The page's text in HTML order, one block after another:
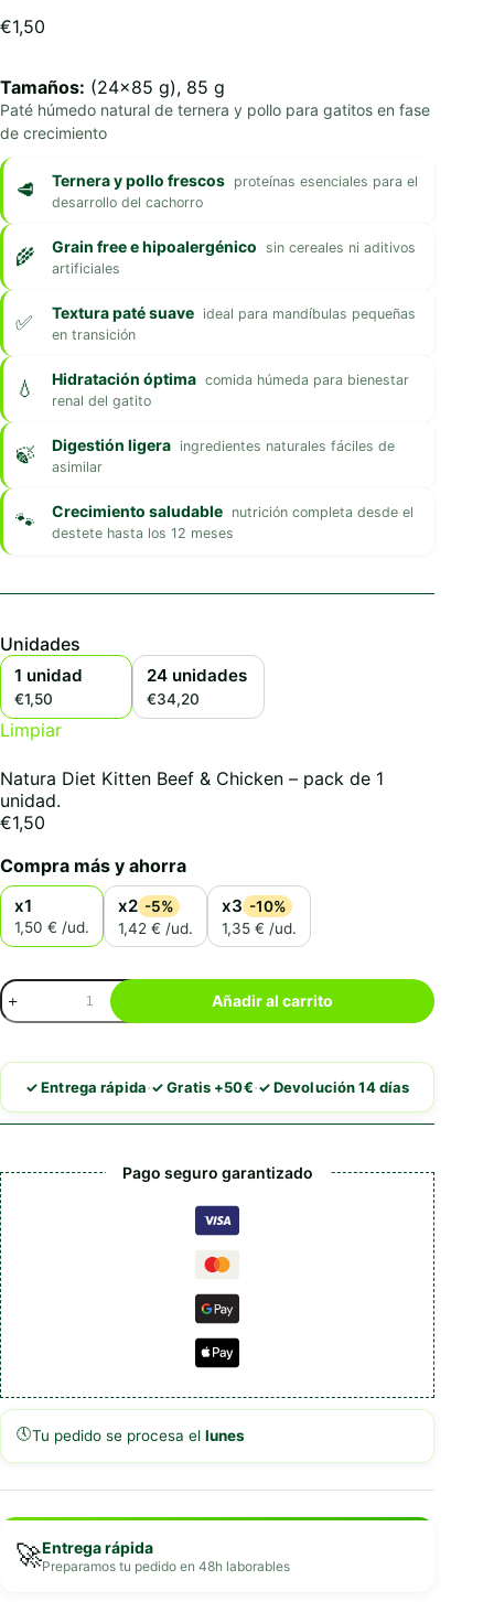
€1,50
Tamaños: (24x85 g), 85 g
Paté húmedo natural de ternera y pollo para gatitos en fase
de crecimiento
Ternera y pollo frescos proteínas esenciales para el
desarrollo del cachorro
Grain free e hipoalergénico sin cereales ni aditivos
artificiales
Textura paté suave ideal para mandíbulas pequeñas
en transición
Hidratación óptima comida húmeda para bienestar
renal del gatito
Digestión ligera ingredientes naturales fáciles de
asimilar
Crecimiento saludable nutrición completa desde el
destete hasta los 12 meses
Unidades
1 unidad
€1,50
24 unidades
€34,20
Limpiar
Natura Diet Kitten Beef & Chicken – pack de 1
unidad.
€1,50
Compra más y ahorra
x1
1,50 € /ud.
x2 -5%
1,42 € /ud.
x3 -10%
1,35 € /ud.
Natura
Diet
Kitten
&
Chicken
cantidad
Añadir al carrito
✓ Entrega rápida·✓ Gratis +50€·✓ Devolución 14 días
Pago seguro garantizado
🕔Tu pedido se procesa el lunes
🚀Entrega rápida
Preparamos tu pedido en 48h laborables